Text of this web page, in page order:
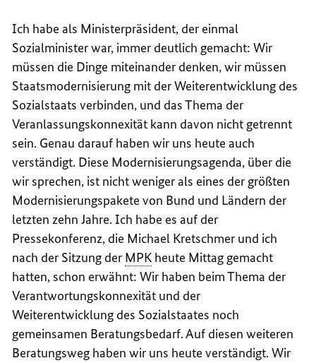
Ich habe als Ministerpräsident, der einmal
Sozialminister war, immer deutlich gemacht: Wir
müssen die Dinge miteinander denken, wir müssen
Staatsmodernisierung mit der Weiterentwicklung des
Sozialstaats verbinden, und das Thema der
Veranlassungskonnexität kann davon nicht getrennt
sein. Genau darauf haben wir uns heute auch
verständigt. Diese Modernisierungsagenda, über die
wir sprechen, ist nicht weniger als eines der größten
Modernisierungspakete von Bund und Ländern der
letzten zehn Jahre. Ich habe es auf der
Pressekonferenz, die Michael Kretschmer und ich
nach der Sitzung der MPK heute Mittag gemacht
hatten, schon erwähnt: Wir haben beim Thema der
Verantwortungskonnexität und der
Weiterentwicklung des Sozialstaates noch
gemeinsamen Beratungsbedarf. Auf diesen weiteren
Beratungsweg haben wir uns heute verständigt. Wir